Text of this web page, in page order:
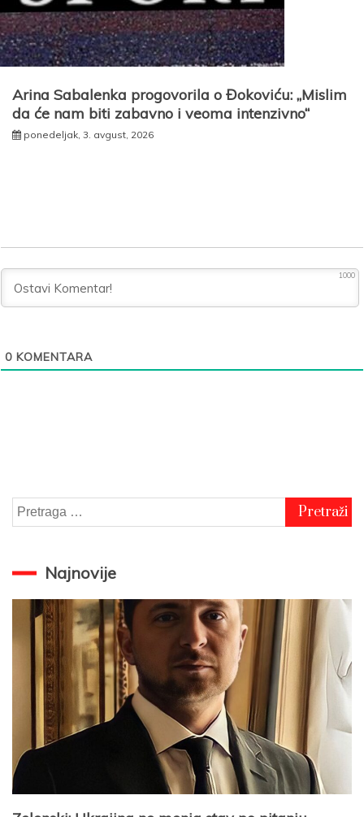
Arina Sabalenka progovorila o Đokoviću: „Mislim
da će nam biti zabavno i veoma intenzivno“
ponedeljak, 3. avgust, 2026
1000
0 KOMENTARA
Pretraga
za:
Najnovije